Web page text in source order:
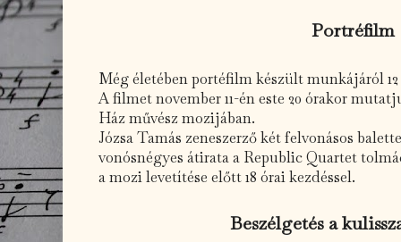
Portréfilm
Még életében portéfilm készült munkájáról
A filmet november 11-én este 20 órakor
Ház művész mozijában.
Józsa Tamás zeneszerző két felvonásos
vonósnégyes átirata a Republic Quartet
a mozi levetítése előtt 18 órai kezdéssel.
Beszélgetés a